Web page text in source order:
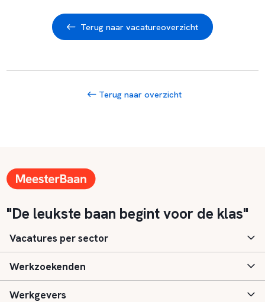
Terug naar vacatureoverzicht
Terug naar overzicht
"De leukste baan begint voor de klas"
Vacatures per sector
Basisonderwijs
Speciaal (basis) onderwijs
Werkzoekenden
Aanmelden
Werkgevers